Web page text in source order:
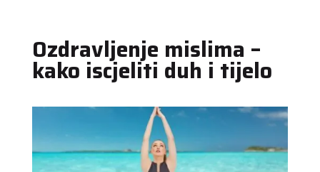
Ozdravljenje mislima –
kako iscjeliti duh i tijelo